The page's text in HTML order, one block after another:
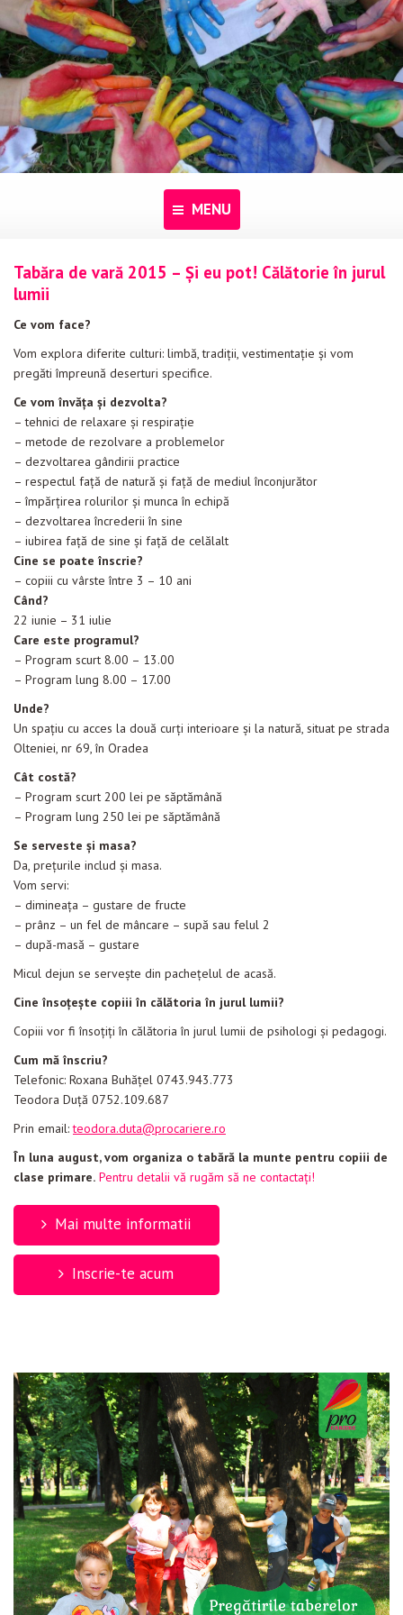
MENU
Acasă
Pentru dascăli
Evenimente
Materiale educaționale
Anunțuri
Contact
Tabăra de vară 2015 – Și eu pot! Călătorie în jurul
lumii
Ce vom face?
Vom explora diferite culturi: limbă, tradiții, vestimentație și vom
pregăti împreună deserturi specifice.
Ce vom învăța și dezvolta?
– tehnici de relaxare și respirație
– metode de rezolvare a problemelor
– dezvoltarea gândirii practice
– respectul față de natură și față de mediul înconjurător
– împărțirea rolurilor și munca în echipă
– dezvoltarea încrederii în sine
– iubirea față de sine și față de celălalt
Cine se poate înscrie?
– copiii cu vârste între 3 – 10 ani
Când?
22 iunie – 31 iulie
Care este programul?
– Program scurt 8.00 – 13.00
– Program lung 8.00 – 17.00
Unde?
Un spațiu cu acces la două curți interioare și la natură, situat pe strada
Olteniei, nr 69, în Oradea
Cât costă?
– Program scurt 200 lei pe săptămână
– Program lung 250 lei pe săptămână
Se serveste și masa?
Da, prețurile includ și masa.
Vom servi:
– dimineața – gustare de fructe
– prânz – un fel de mâncare – supă sau felul 2
– după-masă – gustare
Micul dejun se servește din pachețelul de acasă.
Cine însoțește copiii în călătoria în jurul lumii?
Copiii vor fi însoțiți în călătoria în jurul lumii de psihologi și pedagogi.
Cum mă înscriu?
Telefonic: Roxana Buhățel 0743.943.773
Teodora Duță 0752.109.687
Prin email:teodora.duta@procariere.ro
În luna august, vom organiza o tabără la munte pentru copiii de
clase primare. Pentru detalii vă rugăm să ne contactați!
Mai multe informatii
Inscrie-te acum